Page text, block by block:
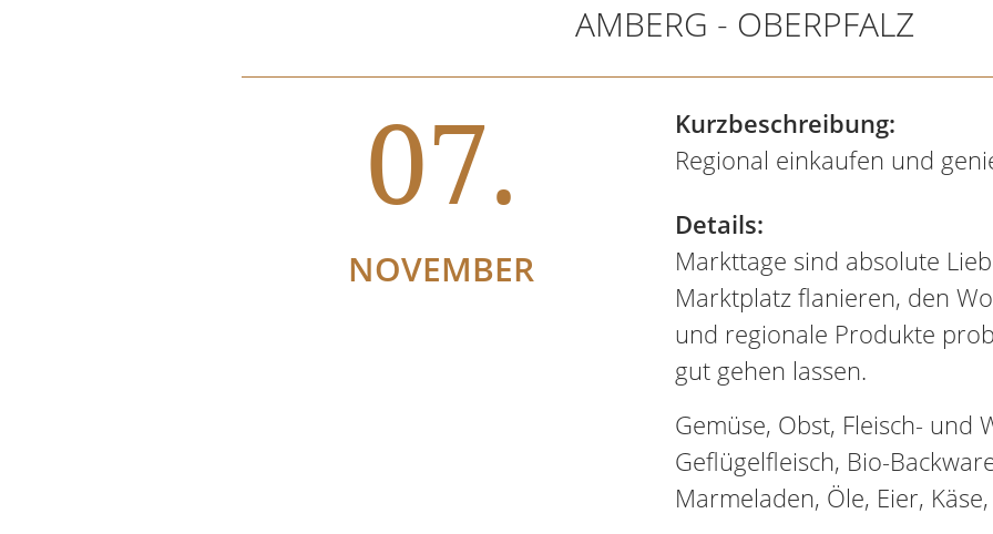
AMBERG - OBERPFALZ
07.
NOVEMBER
Kurzbeschreibung:
Regional einkaufen und
Details:
Markttage sind absolute
Marktplatz flanieren, den
und regionale Produkte
gut gehen lassen.
Gemüse, Obst, Fleisch- und
Geflügelfleisch, Bio-
Marmeladen, Öle, Eier,